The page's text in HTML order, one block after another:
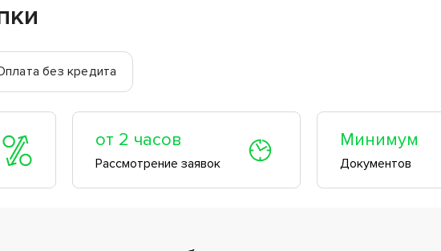
без кредита
от 2 часов
Рассмотрение заявок
Минимум
Документов